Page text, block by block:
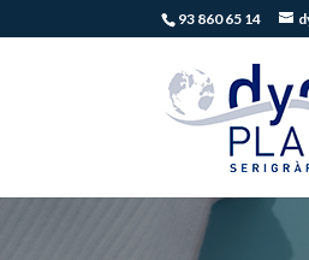
93 860 65 14